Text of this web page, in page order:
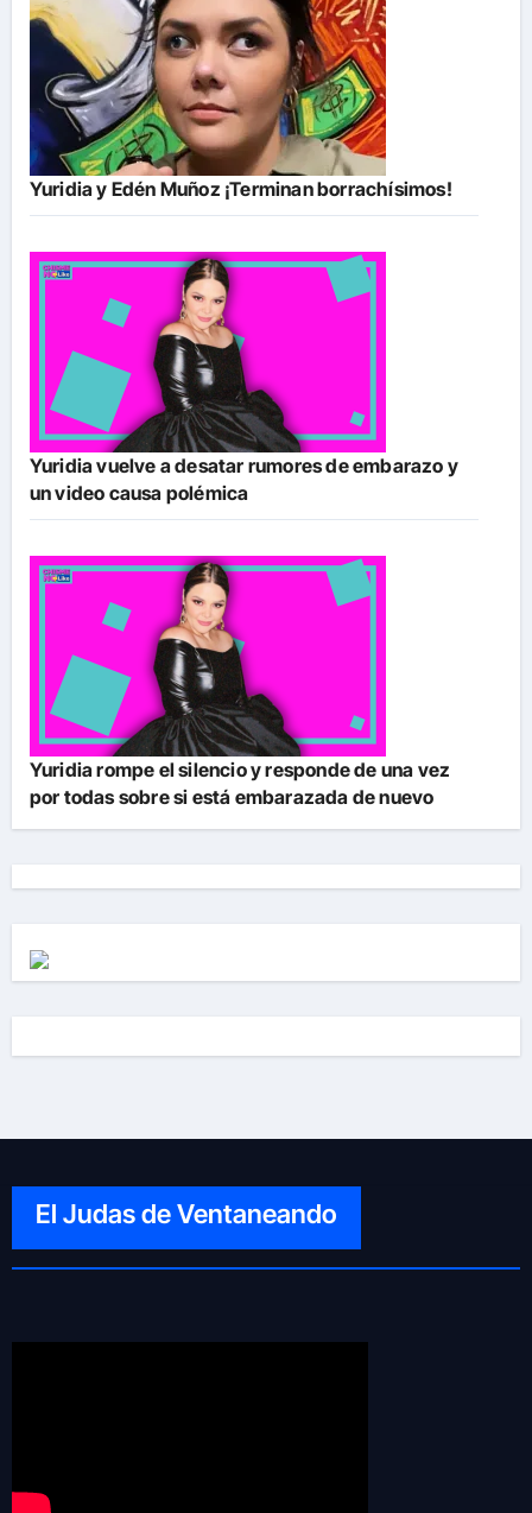
Yuridia y Edén Muñoz ¡Terminan borrachísimos!
Yuridia vuelve a desatar rumores de embarazo y
un video causa polémica
Yuridia rompe el silencio y responde de una vez
por todas sobre si está embarazada de nuevo
El Judas de Ventaneando